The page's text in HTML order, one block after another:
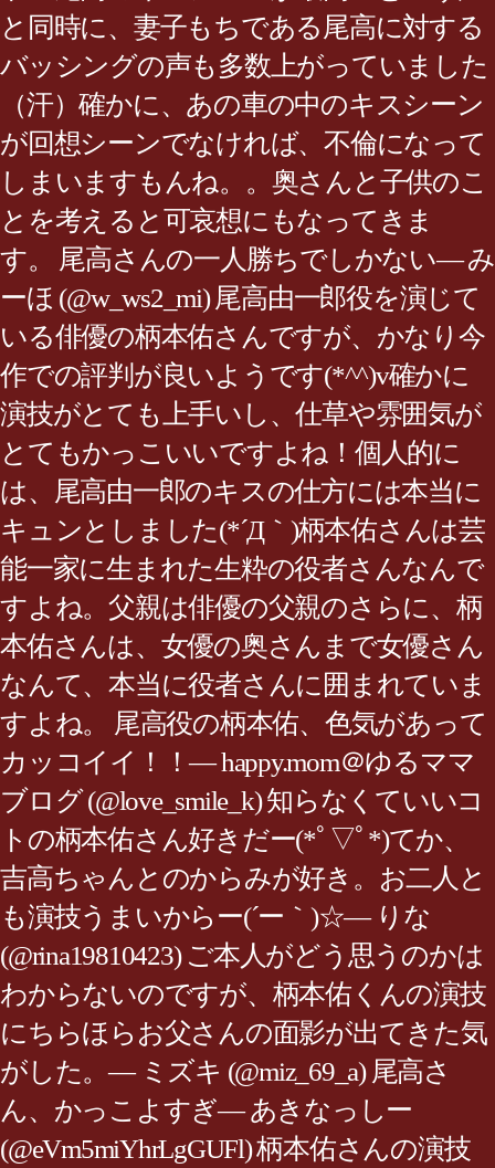
と同時に、妻子もちである尾高に対する
バッシングの声も多数上がっていました
（汗）確かに、あの車の中のキスシーン
が回想シーンでなければ、不倫になって
しまいますもんね。。奥さんと子供のこ
とを考えると可哀想にもなってきま
す。 尾高さんの一人勝ちでしかない— み
ーほ (@w_ws2_mi) 尾高由一郎役を演じて
いる俳優の柄本佑さんですが、かなり今
作での評判が良いようです(*^^)v確かに
演技がとても上手いし、仕草や雰囲気が
とてもかっこいいですよね！個人的に
は、尾高由一郎のキスの仕方には本当に
キュンとしました(*´Д｀)柄本佑さんは芸
能一家に生まれた生粋の役者さんなんで
すよね。父親は俳優の父親のさらに、柄
本佑さんは、女優の奥さんまで女優さん
なんて、本当に役者さんに囲まれていま
すよね。 尾高役の柄本佑、色気があって
カッコイイ！！— happy.mom＠ゆるママ
ブログ (@love_smile_k) 知らなくていいコ
トの柄本佑さん好きだー(*ﾟ▽ﾟ*)てか、
吉高ちゃんとのからみが好き。お二人と
も演技うまいからー(´ー｀)☆— りな
(@rina19810423) ご本人がどう思うのかは
わからないのですが、柄本佑くんの演技
にちらほらお父さんの面影が出てきた気
がした。— ミズキ (@miz_69_a) 尾高さ
ん、かっこよすぎ— あきなっしー
(@eVm5miYhrLgGUFl) 柄本佑さんの演技